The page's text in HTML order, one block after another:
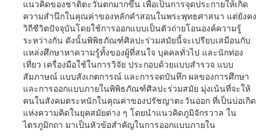
แนวคิดของชาติตะวันตกมากขึ้น เพื่อเป็นการจุดประกายให้เกิด
ความสำนึกในคุณค่าของหลักคำสอนในพระพุทธศาสนา แต่ยังคง
วิถีชีวิตปัจจุบันโดยใช้การออกแบบเป็นตัวถ่ายโอนองค์ความรู้
ระหว่างกัน ดังนั้นพิพิธภัณฑ์ศิลปะร่วมสมัยนี้จะเปรียบเสมือนกับ
แหล่งศึกษาหาความรู้ทั้งของผู้ที่สนใจ บุคคลทั่วไป และนักท่อง
เที่ยว เครื่องมือใช้ในการวิจัย ประกอบด้วยแบบสำรวจ แบบ
สัมภาษณ์ แบบสังเกตการณ์ และการจดบันทึก ผลของการศึกษา
และการออกแบบภายในพิพิธภัณฑ์ศิลปะร่วมสมัย มุ่งเน้นที่จะให้
คนในสังคมตระหนักในคุณค่าของปรัชญาตะวันออก ที่เป็นบ่อเกิด
แห่งความคิดในยุคสมัยต่าง ๆ โดยนำแนวคิดภูมิจักรวาล ใน
ไตรภูมิกถา มาเป็นหัวข้อสำคัญในการออกแบบภายใน